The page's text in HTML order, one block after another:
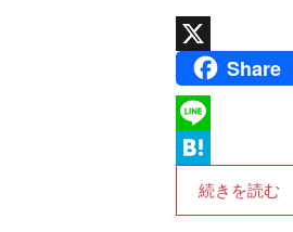
Share
L
n
a
続きを読む